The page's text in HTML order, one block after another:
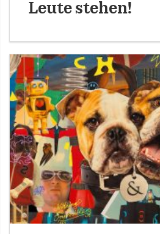
Leute stehen!